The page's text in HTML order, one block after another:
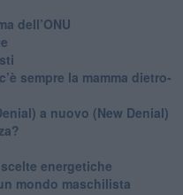
dell’ONU
sempre la mamma dietro-
a nuovo (New Denial)
energetiche
mondo maschilista